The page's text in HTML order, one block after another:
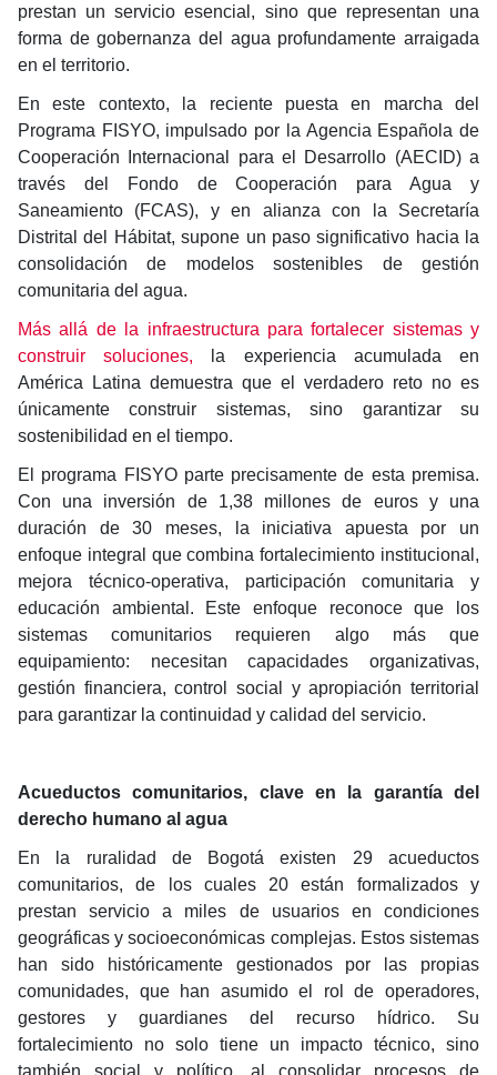
prestan un servicio esencial, sino que representan una
forma de gobernanza del agua profundamente arraigada
en el territorio.
En este contexto, la reciente puesta en marcha del
Programa FISYO, impulsado por la Agencia Española de
Cooperación Internacional para el Desarrollo (AECID) a
través del Fondo de Cooperación para Agua y
Saneamiento (FCAS), y en alianza con la Secretaría
Distrital del Hábitat, supone un paso significativo hacia la
consolidación de modelos sostenibles de gestión
comunitaria del agua.
Más allá de la infraestructura para fortalecer sistemas y
construir soluciones,
la experiencia acumulada en
América Latina demuestra que el verdadero reto no es
únicamente construir sistemas, sino garantizar su
sostenibilidad en el tiempo.
El programa FISYO parte precisamente de esta premisa.
Con una inversión de 1,38 millones de euros y una
duración de 30 meses, la iniciativa apuesta por un
enfoque integral que combina fortalecimiento institucional,
mejora técnico-operativa, participación comunitaria y
educación ambiental. Este enfoque reconoce que los
sistemas comunitarios requieren algo más que
equipamiento: necesitan capacidades organizativas,
gestión financiera, control social y apropiación territorial
para garantizar la continuidad y calidad del servicio.
Acueductos comunitarios, clave en la garantía del
derecho humano al agua
En la ruralidad de Bogotá existen 29 acueductos
comunitarios, de los cuales 20 están formalizados y
prestan servicio a miles de usuarios en condiciones
geográficas y socioeconómicas complejas. Estos sistemas
han sido históricamente gestionados por las propias
comunidades, que han asumido el rol de operadores,
gestores y guardianes del recurso hídrico. Su
fortalecimiento no solo tiene un impacto técnico, sino
también social y político, al consolidar procesos de